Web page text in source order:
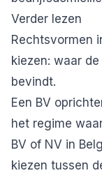
Verder lezen
Rechtsvormen
kiezen: waar
bevindt.
Een BV
het regime
BV of NV in
kiezen tussen